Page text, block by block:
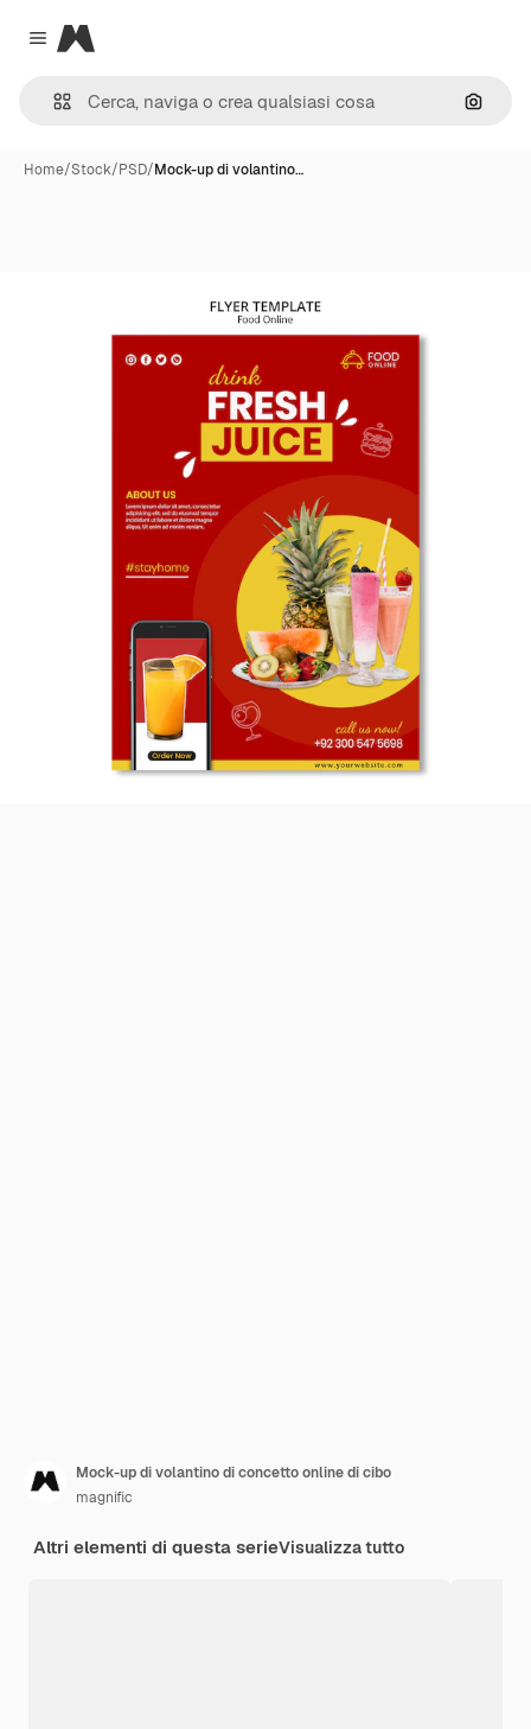
Close menu
Magnific
Cerca
Home/Stock/PSD/Mock-up di volantino…
Mock-up di volantino di concetto online di cibo
magnific
Altri elementi di questa serieVisualizza tutto